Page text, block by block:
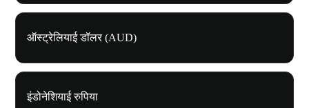
ऑस्ट्रेलियाई डॉलर (AUD)
इंडोनेशियाई रुपिया